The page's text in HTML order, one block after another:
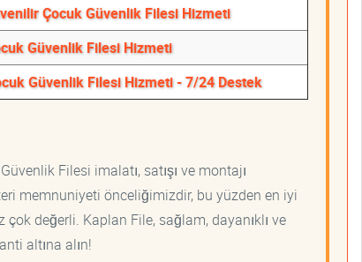
Çocuk Güvenlik Filesi Hizmeti
Güvenlik Filesi Hizmeti
Güvenlik Filesi Hizmeti - 7/24 Destek
Filesi imalatı, satışı ve montajı
memnuniyeti önceliğimizdir, bu yüzden en iyi
değerli. Kaplan File, sağlam, dayanıklı ve
altına alın!